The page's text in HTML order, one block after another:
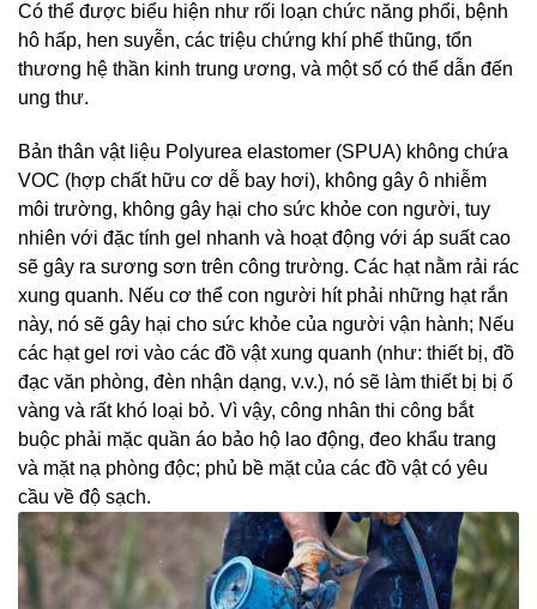
Có thể được biểu hiện như rối loạn chức năng phổi, bệnh
hô hấp, hen suyễn, các triệu chứng khí phế thũng, tổn
thương hệ thần kinh trung ương, và một số có thể dẫn đến
ung thư.
Bản thân vật liệu Polyurea elastomer (SPUA) không chứa
VOC (hợp chất hữu cơ dễ bay hơi), không gây ô nhiễm
môi trường, không gây hại cho sức khỏe con người, tuy
nhiên với đặc tính gel nhanh và hoạt động với áp suất cao
sẽ gây ra sương sơn trên công trường. Các hạt nằm rải rác
xung quanh. Nếu cơ thể con người hít phải những hạt rắn
này, nó sẽ gây hại cho sức khỏe của người vận hành; Nếu
các hạt gel rơi vào các đồ vật xung quanh (như: thiết bị, đồ
đạc văn phòng, đèn nhận dạng, v.v.), nó sẽ làm thiết bị bị ố
vàng và rất khó loại bỏ. Vì vậy, công nhân thi công bắt
buộc phải mặc quần áo bảo hộ lao động, đeo khẩu trang
và mặt nạ phòng độc; phủ bề mặt của các đồ vật có yêu
cầu về độ sạch.